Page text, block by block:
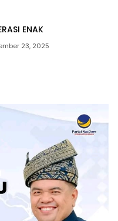
ENAK
23, 2025